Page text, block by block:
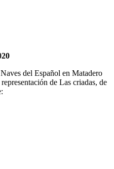
del Español en Matadero
de Las criadas, de